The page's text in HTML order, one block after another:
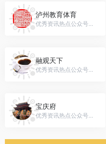
泸州教育体育
优秀资讯热点公众号，微信号：lzsjyj
融观天下
优秀资讯热点公众号，微信号：zyh852163
宝庆府
优秀资讯热点公众号，微信号：BAOQINGFU0739